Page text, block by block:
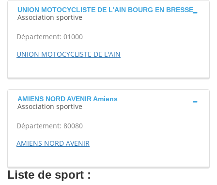
UNION MOTOCYCLISTE DE L'AIN BOURG EN BRESSE
Association sportive
Département: 01000
UNION MOTOCYCLISTE DE L'AIN
AMIENS NORD AVENIR Amiens
Association sportive
Département: 80080
AMIENS NORD AVENIR
Liste de sport :